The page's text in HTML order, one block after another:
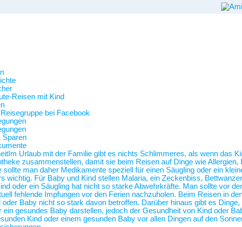
Reisen mit Kind
bei Facebook
Sparen
Im Urlaub mit der Familie gibt es nichts Schlimmeres, als wenn das
zusammenstellen, damit sie beim Reisen auf Dinge wie
sollte man daher Medikamente speziell für einen Säugling oder ein
wichtig. Für Baby und Kind stellen Malaria, ein Zeckenbiss,
oder ein Säugling hat nicht so starke Abwehrkräfte. Man sollte vor
fehlende Impfungen vor den Ferien nachzuholen. Beim Reisen in
oder Baby nicht so stark davon betroffen. Darüber hinaus gibt es
ein gesundes Baby darstellen, jedoch der Gesundheit von Kind oder
Kind oder einem gesunden Baby vor allen Dingen auf den